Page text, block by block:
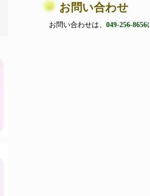
お問い合わせ
お問い合わせは、 049-256-8656